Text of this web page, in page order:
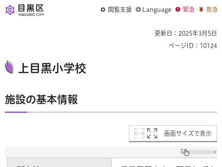
閲覧支援 Language 緊急 救急
更新日：2025年3月5日
ページID：10124
上目黒小学校
施設の基本情報
画面サイズで表示